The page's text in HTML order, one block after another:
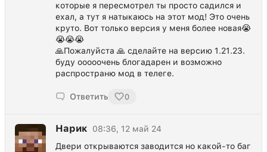
которые я пересмотрел ты просто садился и
ехал, а тут я натыкаюсь на этот мод! Это очень
круто. Вот только версия у меня более новая😭
😭😭😭
🙏Пожалуйста 🙏 сделайте на версию 1.21.23.
буду ооооочень блогадарен и возможно
распространю мод в телеге.
Ответить 0
Нарик
08:36, 12 май 24
Двери открываются заводится но какой-то баг